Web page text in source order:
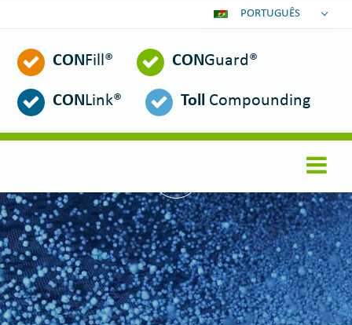
ENGLISH
POLSKI
FRANÇAIS
한국어
日本語
中文
ČEŠTINA
PORTUGUÊS
РУССКИЙ
CONFill® CONGuard®
CONLink® Toll Compounding